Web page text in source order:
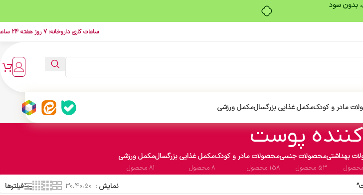
بدون سود
ساعات کاری داروخانه: 7 روز هفته 24 ساعت
مادر و کودکمکمل غذایی بزرگسالمکمل ورزشی
کننده پوست
بهداشتیمحصولات جنسی
53 محصول
محصولات مادر و کودک
158 محصول
مکمل غذایی بزرگسال
8 محصول
مکمل ورزشی
81 محصول
نمایش 30،40،50 فیلترها